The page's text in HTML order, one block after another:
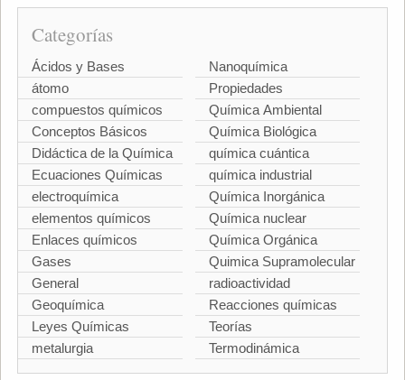
Categorías
Ácidos y Bases
átomo
compuestos químicos
Conceptos Básicos
Didáctica de la Química
Ecuaciones Químicas
electroquímica
elementos químicos
Enlaces químicos
Gases
General
Geoquímica
Leyes Químicas
metalurgia
Nanoquímica
Propiedades
Química Ambiental
Química Biológica
química cuántica
química industrial
Química Inorgánica
Química nuclear
Química Orgánica
Quimica Supramolecular
radioactividad
Reacciones químicas
Teorías
Termodinámica